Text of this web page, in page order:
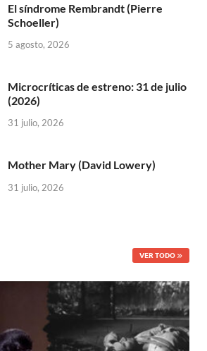
El síndrome Rembrandt (Pierre
Schoeller)
5 agosto, 2026
Microcríticas de estreno: 31 de julio
(2026)
31 julio, 2026
Mother Mary (David Lowery)
31 julio, 2026
VER TODO